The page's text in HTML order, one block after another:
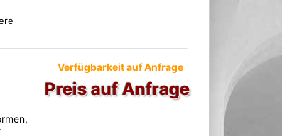
Verfügbarkeit auf Anfrage
Preis auf Anfrage